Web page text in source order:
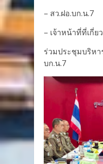
– สว.ฝอ.บก.น.7
– เจ้าหน้าที่ที่เกี่ย
ร่วมประชุมบริห
บก.น.7